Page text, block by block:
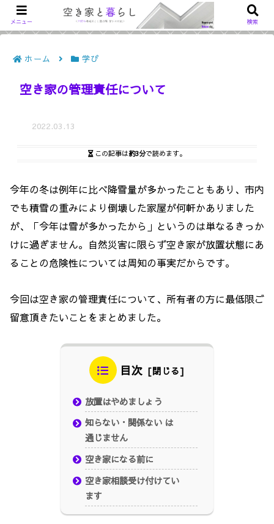
ホーム 学び
空き家の管理責任について
2022.03.13
この記事は約3分で読めます。
今年の冬は例年に比べ降雪量が多かったこともあり、市内
でも積雪の重みにより倒壊した家屋が何軒かありました
が、「今年は雪が多かったから」というのは単なるきっか
けに過ぎません。自然災害に限らず空き家が放置状態にあ
ることの危険性については周知の事実だからです。
今回は空き家の管理責任について、所有者の方に最低限ご
留意頂きたいことをまとめました。
目次
放置はやめましょう
知らない・関係ない は
通じません
空き家になる前に
空き家相談受け付けてい
ます
メニュー 検索